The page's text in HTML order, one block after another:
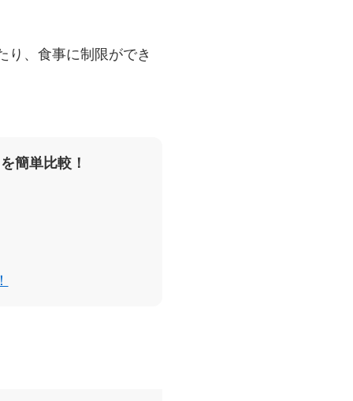
り、食事に制限ができ
簡単比較！